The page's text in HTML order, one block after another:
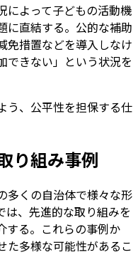
によって子どもの活動機
に直結する。公的な補助
免措置などを導入しなけ
できない」という状況を
う、公平性を担保する仕
り組み事例
多くの自治体で様々な形
は、先進的な取り組みを
する。これらの事例か
た多様な可能性があるこ